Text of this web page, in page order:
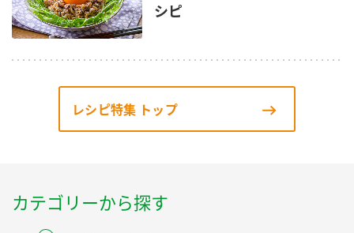
シピ
レシピ特集 トップ
カテゴリーから探す